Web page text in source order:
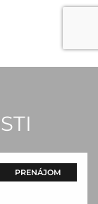
PRENÁJOM